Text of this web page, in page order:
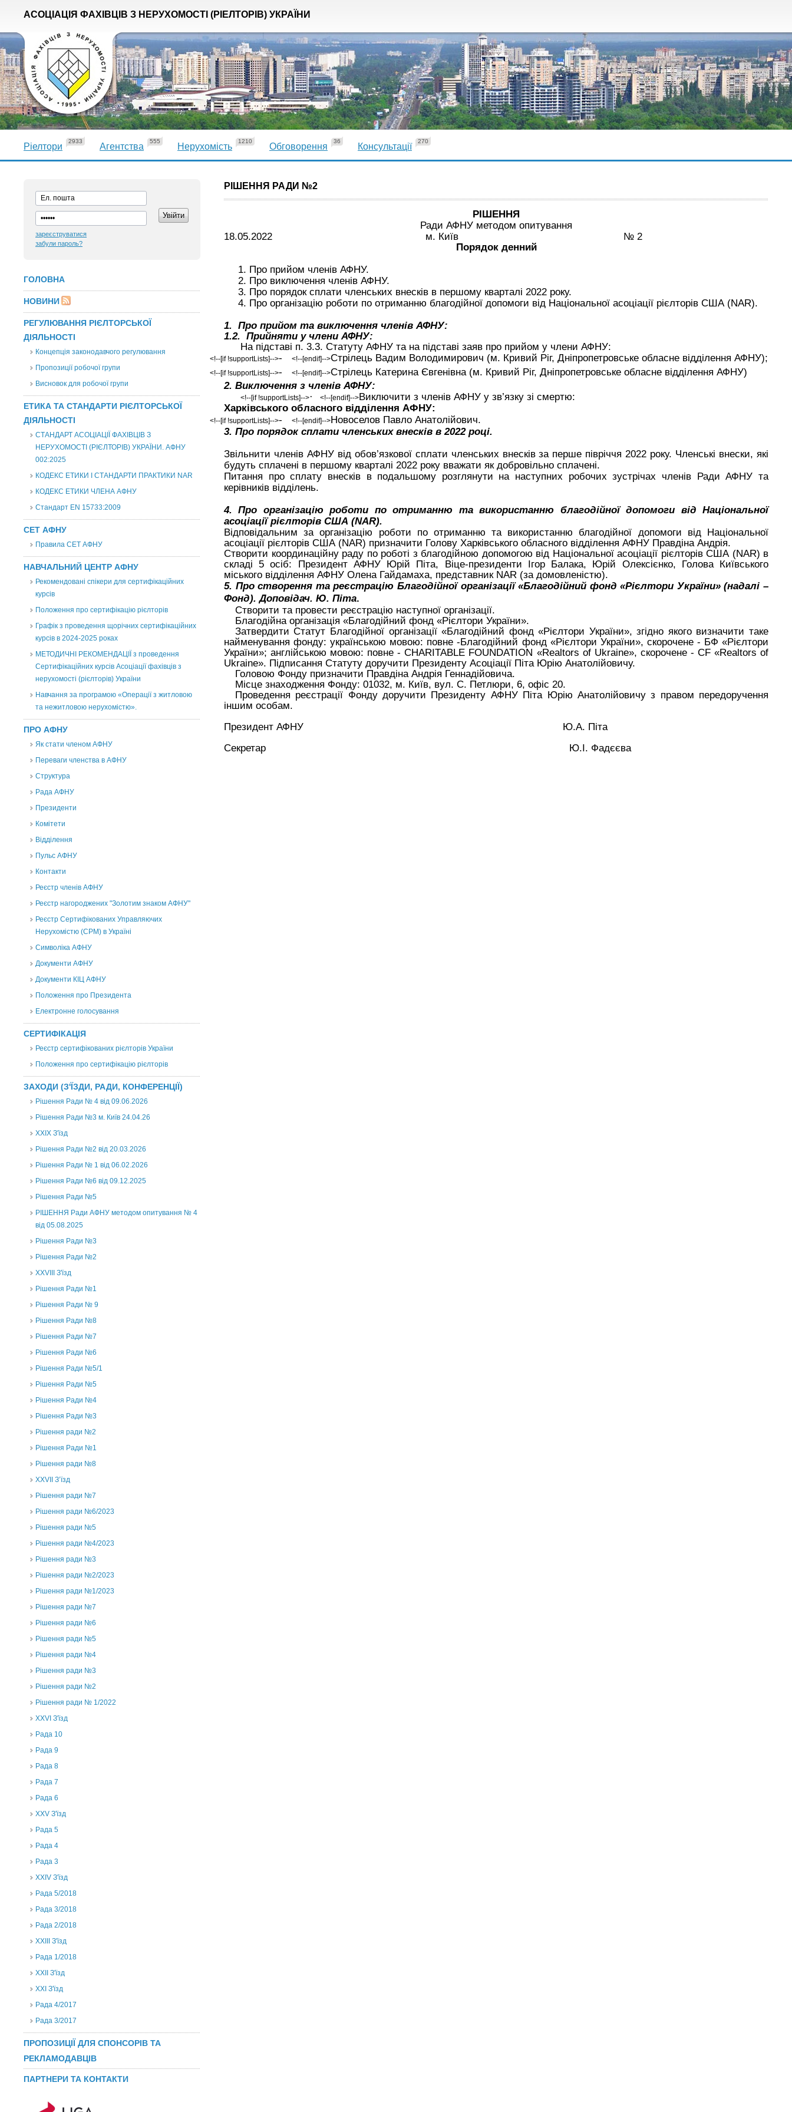
АСОЦІАЦІЯ ФАХІВЦІВ З НЕРУХОМОСТІ (РІЕЛТОРІВ) УКРАЇНИ
Ріелтори
2933
Агентства
555
Нерухомість
1210
Обговорення
36
Консультації
270
зареєструватися
забули пароль?
ГОЛОВНА
НОВИНИ
РЕГУЛЮВАННЯ РІЄЛТОРСЬКОЇ
ДІЯЛЬНОСТІ
Концепція законодавчого регулювання
Пропозиції робочої групи
Висновок для робочої групи
ЕТИКА ТА СТАНДАРТИ РІЄЛТОРСЬКОЇ
ДІЯЛЬНОСТІ
СТАНДАРТ АСОЦІАЦІЇ ФАХІВЦІВ З
НЕРУХОМОСТІ (РІЄЛТОРІВ) УКРАЇНИ. АФНУ
002:2025
КОДЕКС ЕТИКИ І СТАНДАРТИ ПРАКТИКИ NAR
КОДЕКС ЕТИКИ ЧЛЕНА АФНУ
Стандарт EN 15733:2009
СЕТ АФНУ
Правила СЕТ АФНУ
НАВЧАЛЬНИЙ ЦЕНТР АФНУ
Рекомендовані спікери для сертифікаційних
курсів
Положення про сертифікацію рієлторів
Графік з проведення щорічних сертифікаційних
курсів в 2024-2025 роках
МЕТОДИЧНІ РЕКОМЕНДАЦІЇ з проведення
Сертифікаційних курсів Асоціації фахівців з
нерухомості (рієлторів) України
Навчання за програмою «Операції з житловою
та нежитловою нерухомістю».
ПРО АФНУ
Як стати членом АФНУ
Переваги членства в АФНУ
Структура
Рада АФНУ
Президенти
Комітети
Відділення
Пульс АФНУ
Контакти
Реєстр членів АФНУ
Реєстр нагороджених "Золотим знаком АФНУ"
Реєстр Сертифікованих Управляючих
Нерухомістю (CPM) в Україні
Символіка АФНУ
Документи АФНУ
Документи КІЦ АФНУ
Положення про Президента
Електронне голосування
СЕРТИФІКАЦІЯ
Реєстр сертифікованих рієлторів України
Положення про сертифікацію рієлторів
ЗАХОДИ (З'ЇЗДИ, РАДИ, КОНФЕРЕНЦІЇ)
Рішення Ради № 4 від 09.06.2026
Рішення Ради №3 м. Київ 24.04.26
XXІХ З'їзд
Рішення Ради №2 від 20.03.2026
Рішення Ради № 1 від 06.02.2026
Рішення Ради №6 від 09.12.2025
Рішення Ради №5
РІШЕННЯ Ради АФНУ методом опитування № 4
від 05.08.2025
Рішення Ради №3
Рішення Ради №2
XXVIII З'їзд
Рішення Ради №1
Рішення Ради № 9
Рішення Ради №8
Рішення Ради №7
Рішення Ради №6
Рішення Ради №5/1
Рішення Ради №5
Рішення Ради №4
Рішення Ради №3
Рішення ради №2
Рішення Ради №1
Рішення ради №8
ХХVII З’їзд
Рішення ради №7
Рішення ради №6/2023
Рішення ради №5
Рішення ради №4/2023
Рішення ради №3
Рішення ради №2/2023
Рішення ради №1/2023
Рішення ради №7
Рішення ради №6
Рішення ради №5
Рішення ради №4
Рішення ради №3
Рішення ради №2
Рішення ради № 1/2022
XXVI З'їзд
Рада 10
Рада 9
Рада 8
Рада 7
Рада 6
XXV З'їзд
Рада 5
Рада 4
Рада 3
ХХIV З'їзд
Рада 5/2018
Рада 3/2018
Рада 2/2018
XXIII З'їзд
Рада 1/2018
ХХІІ З'їзд
XXI З'їзд
Рада 4/2017
Рада 3/2017
ПРОПОЗИЦІЇ ДЛЯ СПОНСОРІВ ТА
РЕКЛАМОДАВЦІВ
ПАРТНЕРИ ТА КОНТАКТИ
РІШЕННЯ РАДИ №2
РІШЕННЯ
Ради АФНУ методом опитування
18.05.2022 м. Київ № 2
Порядок денний
1. Про прийом членів АФНУ.
2. Про виключення членів АФНУ.
3. Про порядок сплати членських внесків в першому кварталі 2022 року.
4. Про організацію роботи по отриманню благодійної допомоги від Національної асоціації рієлторів США (NAR).
1. Про прийом та виключення членів АФНУ:
1.2. Прийняти у члени АФНУ:
На підставі п. 3.3. Статуту АФНУ та на підставі заяв про прийом у члени АФНУ:
<!--[if !supportLists]-->- <!--[endif]-->Стрілець Вадим Володимирович (м. Кривий Ріг, Дніпропетровське обласне відділення АФНУ);
<!--[if !supportLists]-->- <!--[endif]-->Стрілець Катерина Євгенівна (м. Кривий Ріг, Дніпропетровське обласне відділення АФНУ)
2. Виключення з членів АФНУ:
<!--[if !supportLists]-->· <!--[endif]-->Виключити з членів АФНУ у зв’язку зі смертю:
Харківського обласного відділення АФНУ:
<!--[if !supportLists]-->- <!--[endif]-->Новоселов Павло Анатолійович.
3. Про порядок сплати членських внесків в 2022 році.
Звільнити членів АФНУ від обов’язкової сплати членських внесків за перше півріччя 2022 року. Членські внески, які
будуть сплачені в першому кварталі 2022 року вважати як добровільно сплачені.
Питання про сплату внесків в подальшому розглянути на наступних робочих зустрічах членів Ради АФНУ та
керівників відділень.
4. Про організацію роботи по отриманню та використанню благодійної допомоги від Національної
асоціації рієлторів США (NAR).
Відповідальним за організацію роботи по отриманню та використанню благодійної допомоги від Національної
асоціації рієлторів США (NAR) призначити Голову Харківського обласного відділення АФНУ Правдіна Андрія.
Створити координаційну раду по роботі з благодійною допомогою від Національної асоціації рієлторів США (NAR) в
складі 5 осіб: Президент АФНУ Юрій Піта, Віце-президенти Ігор Балака, Юрій Олексієнко, Голова Київського
міського відділення АФНУ Олена Гайдамаха, представник NAR (за домовленістю).
5. Про створення та реєстрацію Благодійної організації «Благодійний фонд «Рієлтори України» (надалі –
Фонд). Доповідач. Ю. Піта.
Створити та провести реєстрацію наступної організації.
Благодійна організація «Благодійний фонд «Рієлтори України».
Затвердити Статут Благодійної організації «Благодійний фонд «Рієлтори України», згідно якого визначити таке
найменування фонду:українською мовою: повне -Благодійний фонд «Рієлтори України», скорочене - БФ «Рієлтори
України»; англійською мовою: повне - CHARITABLE FOUNDATION «Realtors ofUkraine», скорочене - CF «Realtorsof
Ukraine». Підписання Статуту доручити Президенту Асоціації Піта Юрію Анатолійовичу.
Головою Фонду призначити Правдіна Андрія Геннадійовича.
Місце знаходження Фонду: 01032, м. Київ, вул. С. Петлюри, 6, офіс 20.
Проведення реєстрації Фонду доручити Президенту АФНУ Піта Юрію Анатолійовичу з правом передоручення
іншим особам.
Президент АФНУ Ю.А. Піта
Секретар Ю.І. Фадєєва